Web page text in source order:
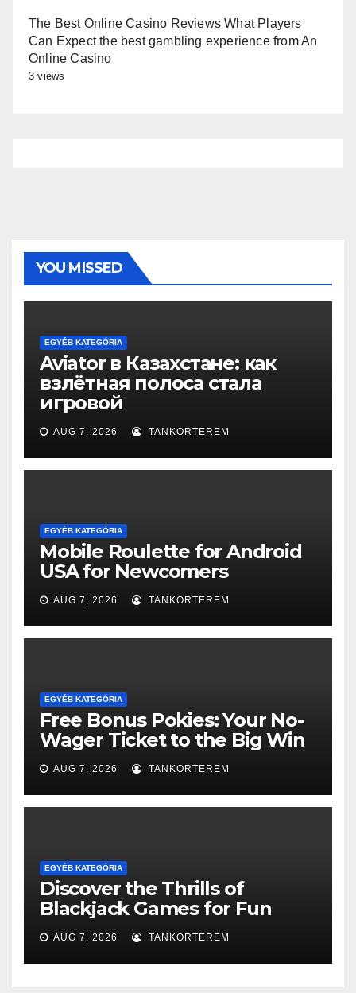
The Best Online Casino Reviews What Players
Can Expect the best gambling experience from An
Online Casino
3 views
YOU MISSED
EGYÉB KATEGÓRIA
Aviator в Казахстане: как
взлётная полоса стала
игровой
AUG 7, 2026 TANKORTEREM
EGYÉB KATEGÓRIA
Mobile Roulette for Android
USA for Newcomers
AUG 7, 2026 TANKORTEREM
EGYÉB KATEGÓRIA
Free Bonus Pokies: Your No-
Wager Ticket to the Big Win
AUG 7, 2026 TANKORTEREM
EGYÉB KATEGÓRIA
Discover the Thrills of
Blackjack Games for Fun
AUG 7, 2026 TANKORTEREM